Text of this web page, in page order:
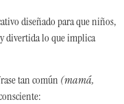
diseñado para que niños,
divertida lo que implica
tan común (mamá,